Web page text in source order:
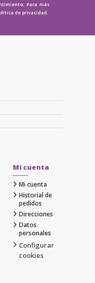
Para más
de privacidad.
Mi cuenta
Mi cuenta
Historial de
pedidos
Direcciones
Datos
personales
Configurar
cookies